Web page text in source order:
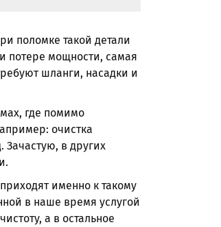
поломке такой детали
потере мощности, самая
шланги, насадки и
где помимо
очистка
Зачастую, в других
именно к такому
в наше время услугой
а в остальное